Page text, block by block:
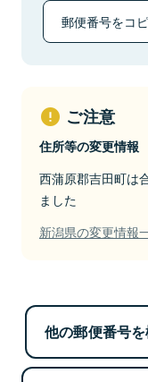
郵便番号をコ
ご注意
住所等の変更情報
西蒲原郡吉田町は
ました
新潟県の変更情報
他の郵便番号